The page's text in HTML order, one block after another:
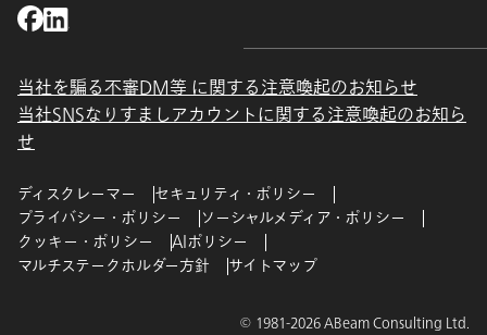
当社を騙る不審DM等 に関する注意喚起のお知らせ
当社SNSなりすましアカウントに関する注意喚起のお知ら
せ
ディスクレーマー
セキュリティ・ポリシー
プライバシー・ポリシー
ソーシャルメディア・ポリシー
クッキー・ポリシー
AIポリシー
マルチステークホルダー方針
サイトマップ
© 1981-2026 ABeam Consulting Ltd.